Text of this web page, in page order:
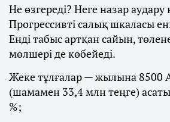
Не өзгереді? Неге назар аудару
Прогрессивті салық шкаласы
Енді табыс артқан сайын,
мөлшері де көбейеді.
Жеке тұлғалар — жылына 8500
(шамамен 33,4 млн теңге)
%;